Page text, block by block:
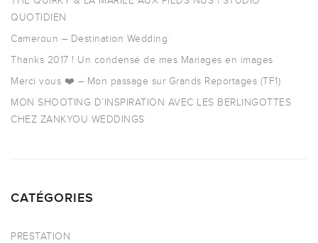
QUOTIDIEN
Cameroun – Destination Wedding
Thanks 2017 ! Un condensé de mes Mariages en images
Merci vous ❤️ – Mon passage sur Grands Reportages (TF1)
MON SHOOTING D’INSPIRATION AVEC LES BERLINGOTTES
CHEZ ZANKYOU WEDDINGS
CATÉGORIES
PRESTATION